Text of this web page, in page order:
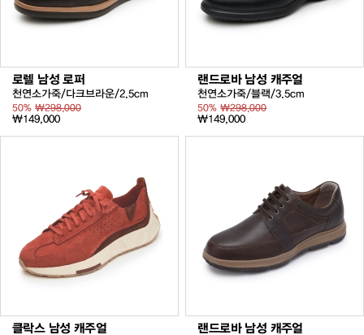
로렐 남성 로퍼
천연소가죽/다크브라운/2.5cm
50% ₩298,000
₩149,000
랜드로바 남성 캐주얼
천연소가죽/블랙/3.5cm
50%₩298,000
₩149,000
클락스 남성 캐주얼 랜드로바 남성 캐주얼